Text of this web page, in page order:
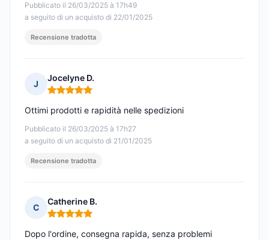
Pubblicato il 26/03/2025 à 17h49
a seguito di un acquisto di 22/01/2025
Recensione tradotta
J
Jocelyne D.
Nota: 5 su 5
Pubblicato il 26/03/2025 à 17h27
a seguito di un acquisto di 21/01/2025
Ottimi prodotti e rapidità nelle spedizioni
Recensione tradotta
C
Catherine B.
Nota: 5 su 5
Dopo l'ordine, consegna rapida, senza problemi